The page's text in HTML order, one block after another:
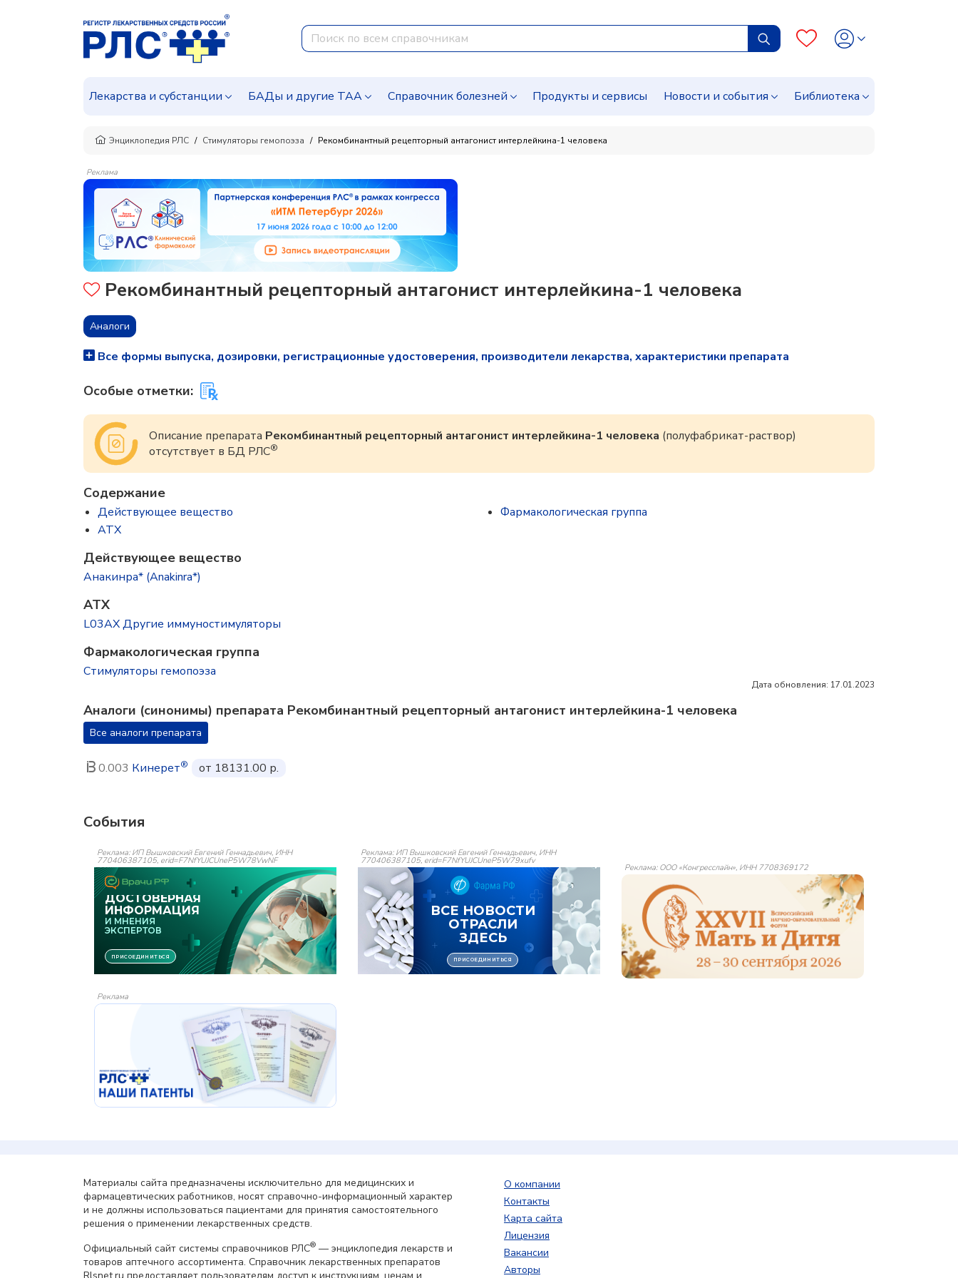
Лекарства и субстанции БАДы и другие ТАА Справочник болезней Продукты и сервисы Новости и события Библиотека
Энциклопедия РЛС Стимуляторы гемопоэза Рекомбинантный рецепторный антагонист интерлейкина-1 человека
Реклама
Рекомбинантный рецепторный антагонист интерлейкина-1 человека
Аналоги
Все формы выпуска, дозировки, регистрационные удостоверения, производители лекарства, характеристики препарата
Особые отметки:
Описание препарата Рекомбинантный рецепторный антагонист интерлейкина-1 человека (полуфабрикат-раствор)
отсутствует в БД РЛС®
Содержание
Действующее вещество
ATX
Фармакологическая группа
Действующее вещество
Анакинра* (Anakinra*)
ATX
L03AX Другие иммуностимуляторы
Фармакологическая группа
Стимуляторы гемопоэза
Дата обновления: 17.01.2023
Аналоги (синонимы) препарата Рекомбинантный рецепторный антагонист интерлейкина-1 человека
Все аналоги препарата
0.003 Кинерет® от 18131.00 р.
События
Реклама: ИП Вышковский Евгений Геннадьевич, ИНН
770406387105, erid=F7NfYUJCUneP5W78VwNF
Реклама: ИП Вышковский Евгений Геннадьевич, ИНН
770406387105, erid=F7NfYUJCUneP5W79xufv
Реклама: ООО «Конгресслайн», ИНН 7708369172
Реклама
Материалы сайта предназначены исключительно для медицинских и
фармацевтических работников, носят справочно-информационный характер
и не должны использоваться пациентами для принятия самостоятельного
решения о применении лекарственных средств.
Официальный сайт системы справочников РЛС® — энциклопедия лекарств и
товаров аптечного ассортимента. Справочник лекарственных препаратов
О компании
Контакты
Карта сайта
Лицензия
Вакансии
Авторы